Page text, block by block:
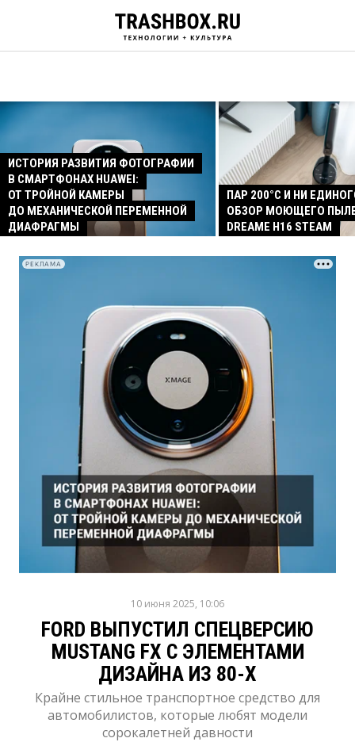
ИСТОРИЯ РАЗВИТИЯ ФОТОГРАФИИ
В СМАРТФОНАХ HUAWEI:
ОТ ТРОЙНОЙ КАМЕРЫ
ДО МЕХАНИЧЕСКОЙ ПЕРЕМЕННОЙ
ДИАФРАГМЫ
ПАР 200°C И НИ
ОБЗОР МОЮЩЕГО
DREAME H16 STEAM
РЕКЛАМА
10 июня 2025, 10:06
FORD ВЫПУСТИЛ СПЕЦВЕРСИЮ
MUSTANG FX С ЭЛЕМЕНТАМИ
ДИЗАЙНА ИЗ 80-Х
Крайне стильное транспортное средство для
автомобилистов, которые любят модели
сорокалетней давности